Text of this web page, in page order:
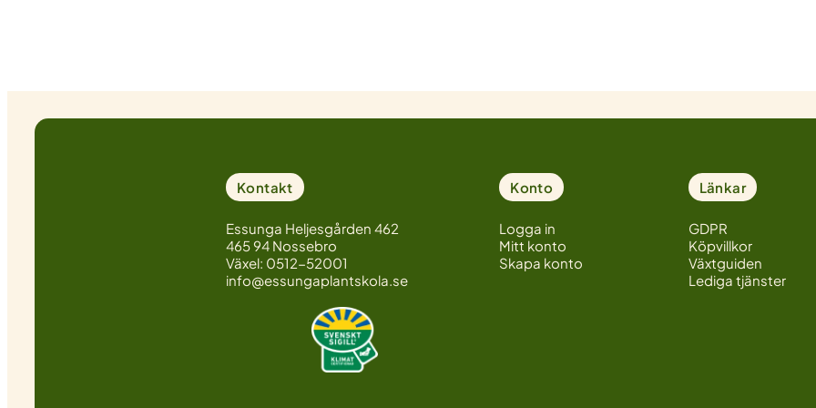
Kontakt
Essunga Heljesgården 462
465 94 Nossebro
Växel: 0512-52001
info@essungaplantskola.se
Konto
Logga in
Mitt konto
Skapa konto
Länkar
GDPR
Köpvillkor
Växtguiden
Lediga tjänster